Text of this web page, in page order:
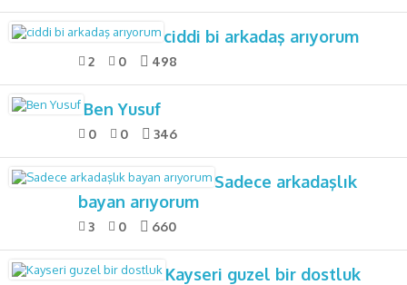
ciddi bi arkadaş arıyorum
2 0 498
Ben Yusuf
0 0 346
Sadece arkadaşlık
bayan arıyorum
3 0 660
Kayseri guzel bir dostluk